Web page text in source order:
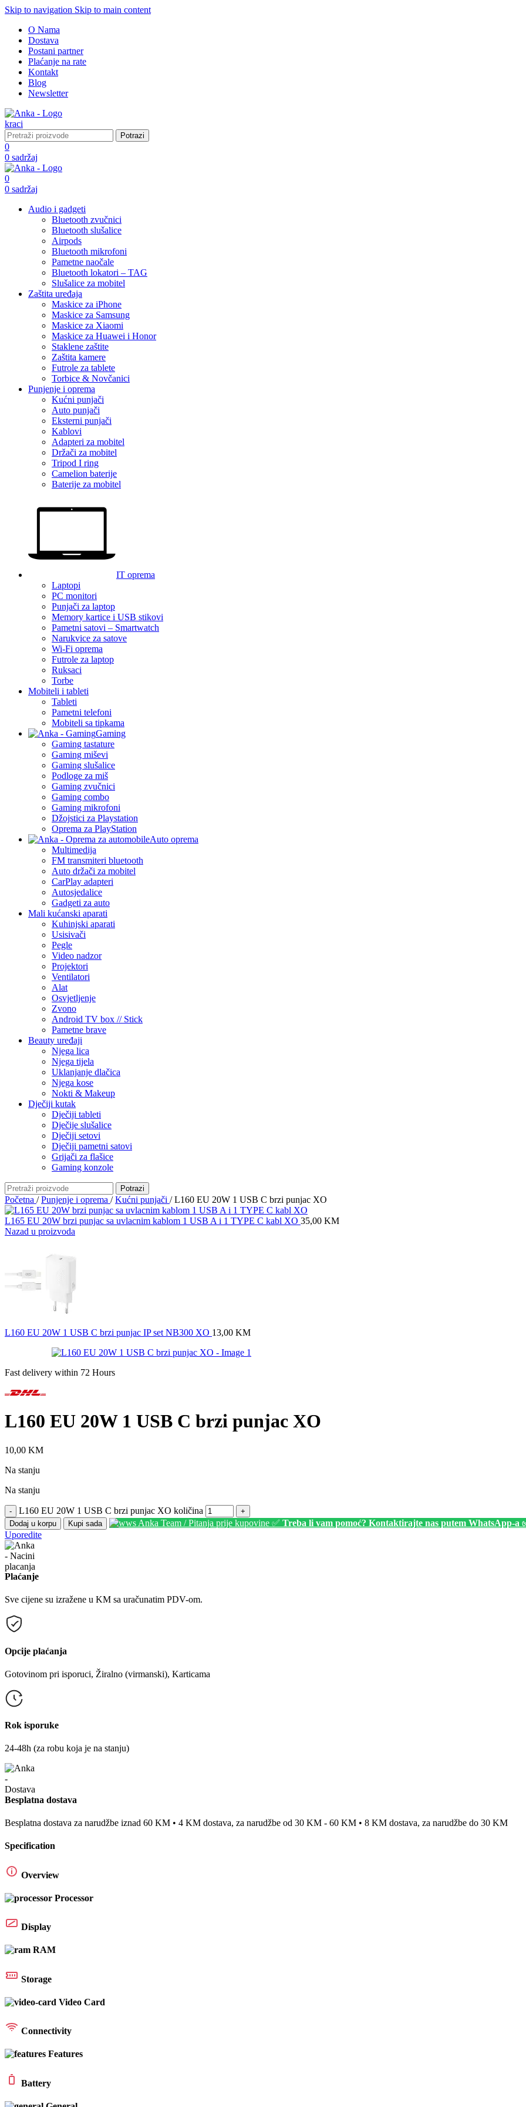
Skip to navigation Skip to main content
O Nama
Dostava
Postani partner
Plaćanje na rate
Kontakt
Blog
Newsletter
Potrazi
0
0 sadržaj
0
0 sadržaj
Audio i gadgeti
Bluetooth zvučnici
Bluetooth slušalice
Airpods
Bluetooth mikrofoni
Pametne naočale
Bluetooth lokatori – TAG
Slušalice za mobitel
Zaštita uređaja
Maskice za iPhone
Maskice za Samsung
Maskice za Xiaomi
Maskice za Huawei i Honor
Staklene zaštite
Zaštita kamere
Futrole za tablete
Torbice & Novčanici
Punjenje i oprema
Kućni punjači
Auto punjači
Eksterni punjači
Kablovi
Adapteri za mobitel
Držači za mobitel
Tripod I ring
Camelion baterije
Baterije za mobitel
IT oprema
Laptopi
PC monitori
Punjači za laptop
Memory kartice i USB stikovi
Pametni satovi – Smartwatch
Narukvice za satove
Wi-Fi oprema
Futrole za laptop
Ruksaci
Torbe
Mobiteli i tableti
Tableti
Pametni telefoni
Mobiteli sa tipkama
Gaming
Gaming tastature
Gaming miševi
Gaming slušalice
Podloge za miš
Gaming zvučnici
Gaming combo
Gaming mikrofoni
Džojstici za Playstation
Oprema za PlayStation
Auto oprema
Multimedija
FM transmiteri bluetooth
Auto držači za mobitel
CarPlay adapteri
Autosjedalice
Gadgeti za auto
Mali kućanski aparati
Kuhinjski aparati
Usisivači
Pegle
Video nadzor
Projektori
Ventilatori
Alat
Osvjetljenje
Zvono
Android TV box // Stick
Pametne brave
Beauty uređaji
Njega lica
Njega tijela
Uklanjanje dlačica
Njega kose
Nokti & Makeup
Dječiji kutak
Dječiji tableti
Dječije slušalice
Dječiji setovi
Dječiji pametni satovi
Grijači za flašice
Gaming konzole
Potrazi
Početna / Punjenje i oprema / Kućni punjači / L160 EU 20W 1 USB C brzi punjac XO
L165 EU 20W brzi punjac sa uvlacnim kablom 1 USB A i 1 TYPE C kabl XO 35,00 KM
Nazad u proizvoda
L160 EU 20W 1 USB C brzi punjac IP set NB300 XO 13,00 KM
Fast delivery within 72 Hours
L160 EU 20W 1 USB C brzi punjac XO
10,00 KM
Na stanju
Na stanju
- L160 EU 20W 1 USB C brzi punjac XO količina
+
Dodaj u korpu
Kupi sada Anka Team / Pitanja prije kupovine ✅ Treba li vam pomoć? Kontaktirajte nas putem WhatsApp-a
Uporedite
Plaćanje
Sve cijene su izražene u KM sa uračunatim PDV-om.
Opcije plaćanja
Gotovinom pri isporuci, Žiralno (virmanski), Karticama
Rok isporuke
24-48h (za robu koja je na stanju)
Besplatna dostava
Besplatna dostava za narudžbe iznad 60 KM • 4 KM dostava, za narudžbe od 30 KM - 60 KM • 8 KM dostava, za narudžbe do 30 KM
Specification
Overview
Processor
Display
RAM
Storage
Video Card
Connectivity
Features
Battery